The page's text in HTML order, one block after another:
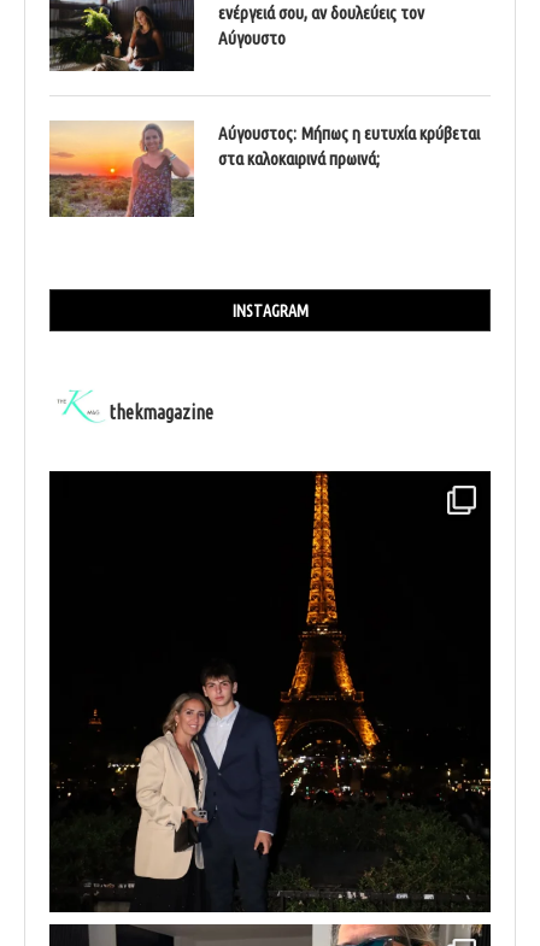
ενέργειά σου, αν δουλεύεις τον
Αύγουστο
Αύγουστος: Μήπως η ευτυχία κρύβεται
στα καλοκαιρινά πρωινά;
INSTAGRAM
thekmagazine